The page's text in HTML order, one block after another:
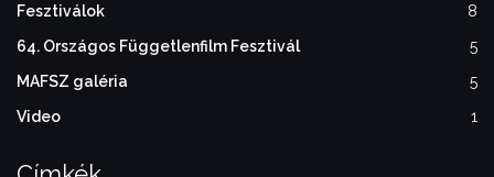
Fesztiválok
8
64. Országos Függetlenfilm Fesztivál
5
MAFSZ galéria
5
Video
1